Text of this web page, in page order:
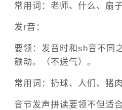
常用词：老师、什么、扇子
发r音：
要领：发音时和sh音不同
颤动。（不送气）。
常用词：扔球、人们、猪肉
音节发声拼读要领不但适